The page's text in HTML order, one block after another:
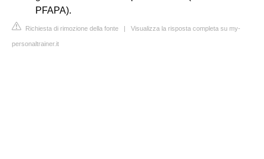
PFAPA).
Richiesta di rimozione della fonte | Visualizza la risposta completa su my-
personaltrainer.it